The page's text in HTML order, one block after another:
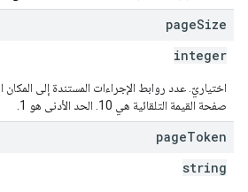
pageSize
integer
اختياريّ. عدد روابط الإجراءات المستندة إلى
صفحة القيمة التلقائية هي 10. الحد الأدنى هو 1.
pageToken
string